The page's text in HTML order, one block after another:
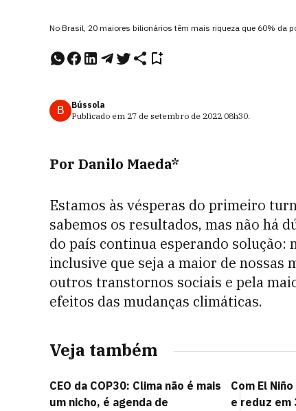
No Brasil, 20 maiores bilionários têm mais riqueza que 60% da
B
Bússola
Publicado em 27 de setembro de 2022 08h30.
Por Danilo Maeda*
Estamos às vésperas do primeiro
sabemos os resultados, mas não há
do país continua esperando solução:
inclusive que seja a maior de nossas
outros transtornos sociais e pela
efeitos das mudanças climáticas.
Veja também
CEO da COP30: Clima não é mais
um nicho, é agenda de
Com El
e reduz em